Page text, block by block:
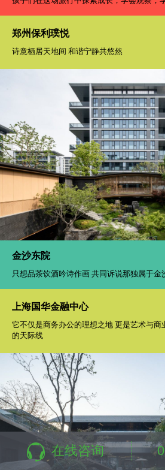
白鹭湾湿地公园自然探索基地
孩子们在这场旅行中探索成长，学会观察，
郑州保利璞悦
诗意栖居天地间 和谐宁静共悠然
在线咨询